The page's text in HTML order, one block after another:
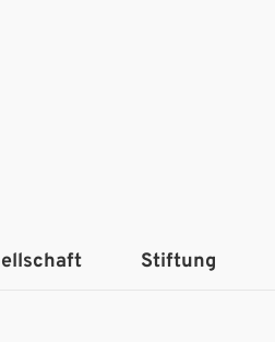
Stiftung